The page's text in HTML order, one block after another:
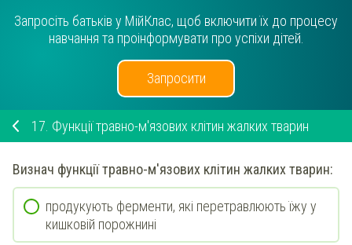
Запросіть батьків у МійКлас, щоб включити їх до процесу
навчання та проінформувати про успіхи дітей.
Запросити
17. Функції травно-м'язових клітин жалких тварин
Визнач функціїтравно-м'язових клітин жалкихтварин:
продукують ферменти, які перетравлюють їжу у
кишковій порожнині